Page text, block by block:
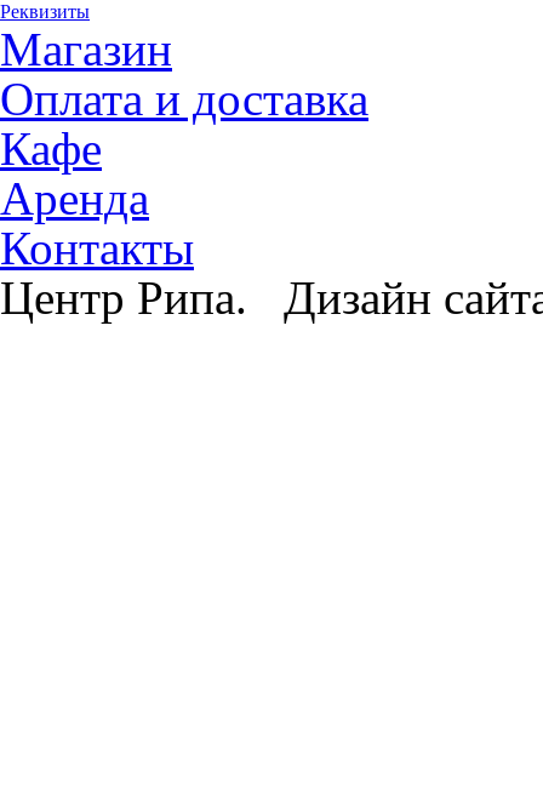
Реквизиты
Магазин
Оплата и доставка
Кафе
Аренда
Контакты
Центр Рипа. Дизайн